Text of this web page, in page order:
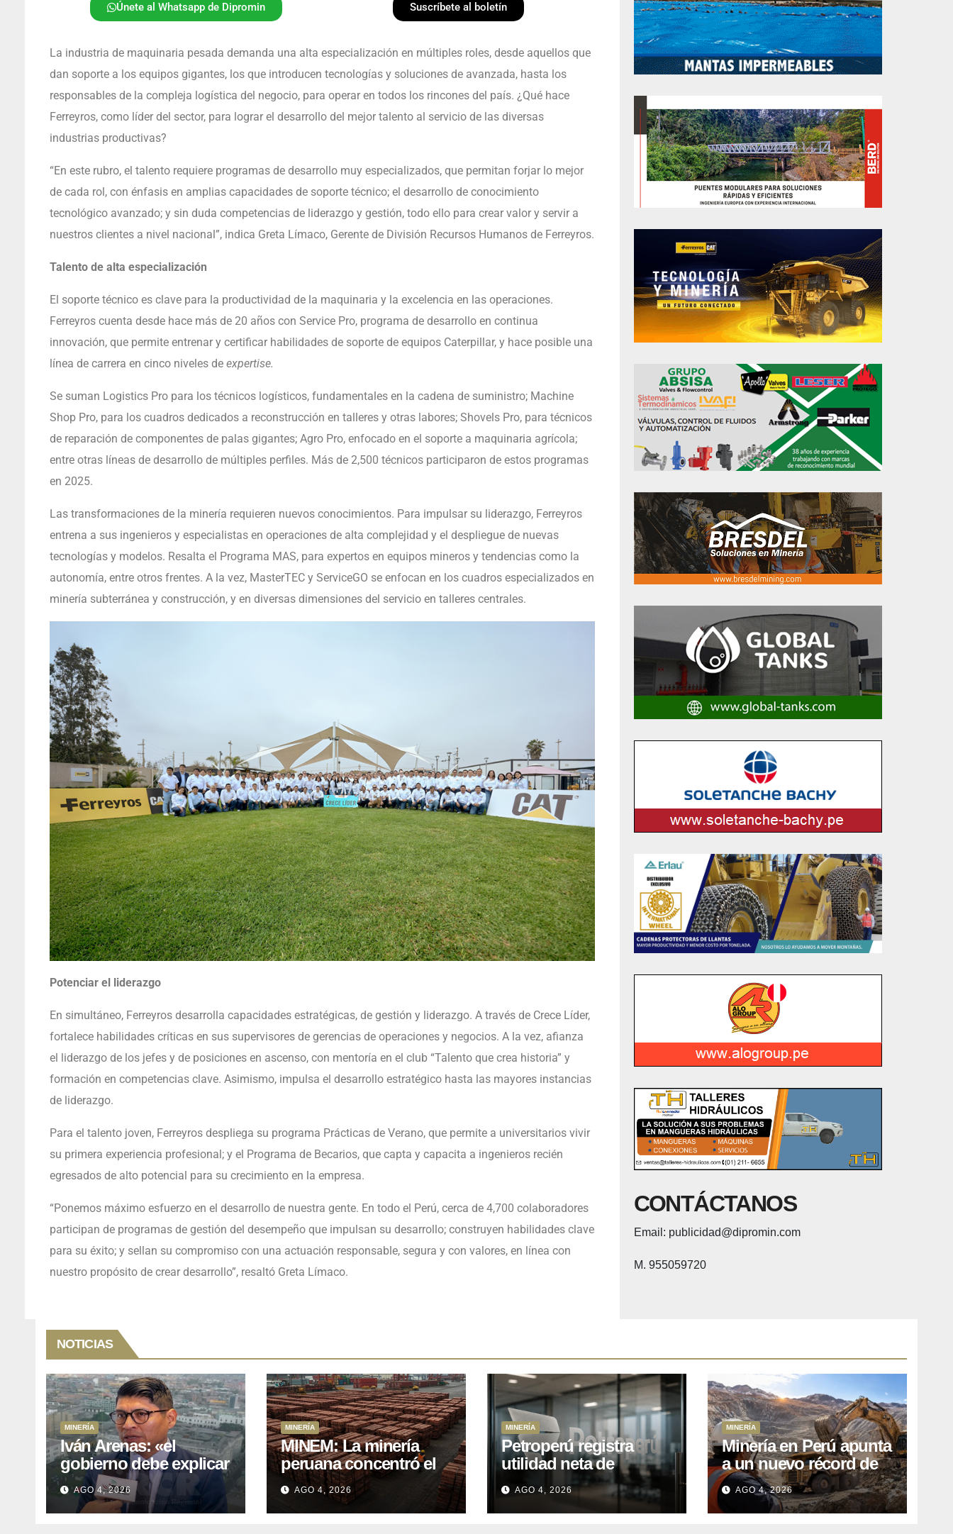
Únete al Whatsapp de Dipromin Suscríbete al boletín
La industria de maquinaria pesada demanda una alta especialización en múltiples roles, desde aquellos que
dan soporte a los equipos gigantes, los que introducen tecnologías y soluciones de avanzada, hasta los
responsables de la compleja logística del negocio, para operar en todos los rincones del país. ¿Qué hace
Ferreyros, como líder del sector, para lograr el desarrollo del mejor talento al servicio de las diversas
industrias productivas?
“En este rubro, el talento requiere programas de desarrollo muy especializados, que permitan forjar lo mejor
de cada rol, con énfasis en amplias capacidades de soporte técnico; el desarrollo de conocimiento
tecnológico avanzado; y sin duda competencias de liderazgo y gestión, todo ello para crear valor y servir a
nuestros clientes a nivel nacional”, indica Greta Límaco, Gerente de División Recursos Humanos de Ferreyros.
Talento de alta especialización
El soporte técnico es clave para la productividad de la maquinaria y la excelencia en las operaciones.
Ferreyros cuenta desde hace más de 20 años con Service Pro, programa de desarrollo en continua
innovación, que permite entrenar y certificar habilidades de soporte de equipos Caterpillar, y hace posible una
línea de carrera en cinco niveles de expertise.
Se suman Logistics Pro para los técnicos logísticos, fundamentales en la cadena de suministro; Machine
Shop Pro, para los cuadros dedicados a reconstrucción en talleres y otras labores; Shovels Pro, para técnicos
de reparación de componentes de palas gigantes; Agro Pro, enfocado en el soporte a maquinaria agrícola;
entre otras líneas de desarrollo de múltiples perfiles. Más de 2,500 técnicos participaron de estos programas
en 2025.
Las transformaciones de la minería requieren nuevos conocimientos. Para impulsar su liderazgo, Ferreyros
entrena a sus ingenieros y especialistas en operaciones de alta complejidad y el despliegue de nuevas
tecnologías y modelos. Resalta el Programa MAS, para expertos en equipos mineros y tendencias como la
autonomía, entre otros frentes. A la vez, MasterTEC y ServiceGO se enfocan en los cuadros especializados en
minería subterránea y construcción, y en diversas dimensiones del servicio en talleres centrales.
Potenciar el liderazgo
En simultáneo, Ferreyros desarrolla capacidades estratégicas, de gestión y liderazgo. A través de Crece Líder,
fortalece habilidades críticas en sus supervisores de gerencias de operaciones y negocios. A la vez, afianza
el liderazgo de los jefes y de posiciones en ascenso, con mentoría en el club “Talento que crea historia” y
formación en competencias clave. Asimismo, impulsa el desarrollo estratégico hasta las mayores instancias
de liderazgo.
Para el talento joven, Ferreyros despliega su programa Prácticas de Verano, que permite a universitarios vivir
su primera experiencia profesional; y el Programa de Becarios, que capta y capacita a ingenieros recién
egresados de alto potencial para su crecimiento en la empresa.
“Ponemos máximo esfuerzo en el desarrollo de nuestra gente. En todo el Perú, cerca de 4,700 colaboradores
participan de programas de gestión del desempeño que impulsan su desarrollo; construyen habilidades clave
para su éxito; y sellan su compromiso con una actuación responsable, segura y con valores, en línea con
nuestro propósito de crear desarrollo”, resaltó Greta Límaco.
CONTÁCTANOS
Email: publicidad@dipromin.com
M. 955059720
NOTICIAS
MINERÍA
Iván Arenas: «el
gobierno debe explicar
a Cajamarca que tiene
US$ 16 mil millones en
proyectos mineros
AGO 4, 2026
MINERÍA
MINEM: La minería
peruana concentró el
76.1% del total de las
exportaciones
nacionales entre enero
AGO 4, 2026
MINERÍA
Petroperú registra
utilidad neta de
US$121 millones al
cierre del primer
semestre 2026
AGO 4, 2026
MINERÍA
Minería en Perú apunta
a un nuevo récord de
inversiones: crecen los
petitorios y el FMI insta
a destrabar proyectos
AGO 4, 2026